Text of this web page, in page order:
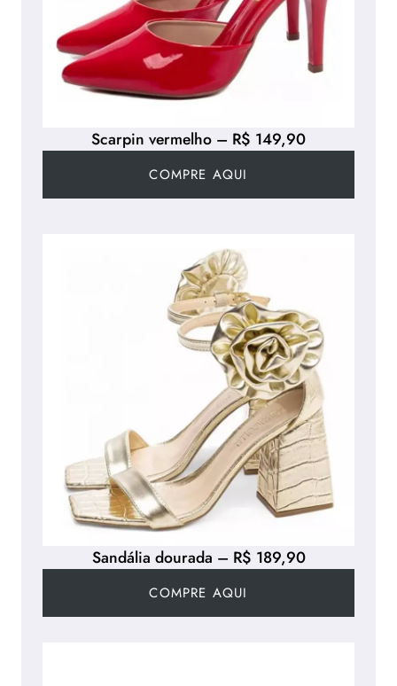
Sandália dourada – R$ 189,90
COMPRE AQUI
Scarpin vermelho – R$ 149,90
COMPRE AQUI